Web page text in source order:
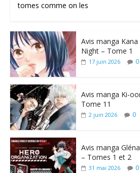
tomes comme on les
Avis manga
Night – Tome 1
17 juin 2026 0
Avis manga Ki-
Tome 11
2 juin 2026 0
Avis manga
– Tomes 1 et 2
31 mai 2026 0